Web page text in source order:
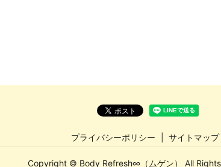
プライバシーポリシー サイトマップ
Copyright © Body Refresh∞（ムゲン） All